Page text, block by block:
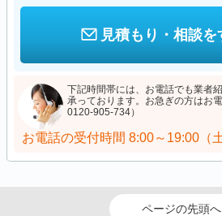
見積もり・相談を
下記時間帯には、お電話でも業者
承っております。お急ぎの方はお
0120-905-734）
お電話の受付時間 8:00～19:00（
ページの先頭へ